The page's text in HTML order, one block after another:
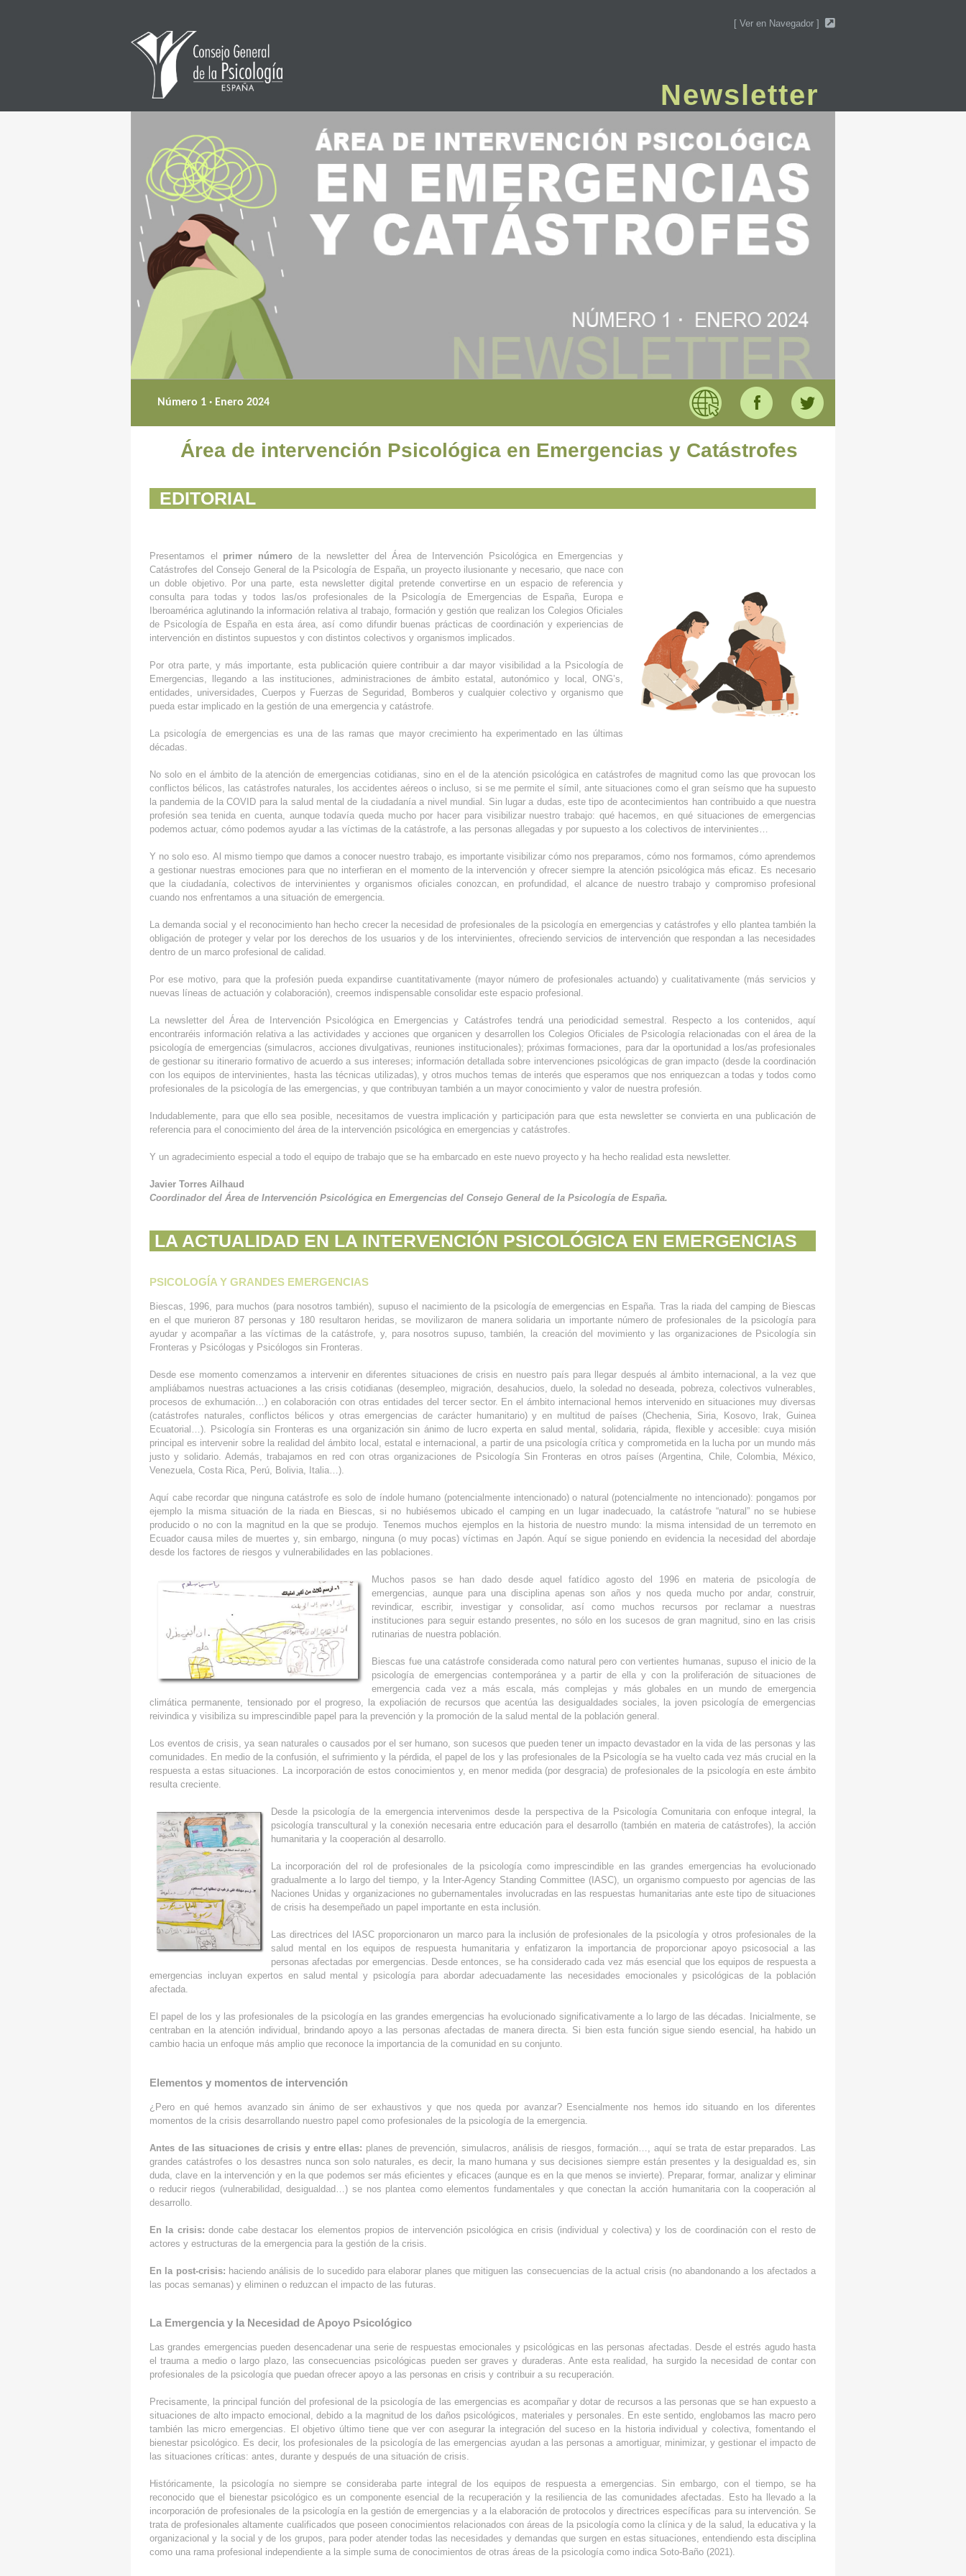
[ Ver en Navegador ]
Newsletter
Número 1 · Enero 2024
Área de intervención Psicológica en Emergencias y Catástrofes
EDITORIAL
Presentamos el primer número de la newsletter del Área de Intervención Psicológica en Emergencias y
Catástrofes del Consejo General de la Psicología de España, un proyecto ilusionante y necesario, que nace con
un doble objetivo. Por una parte, esta newsletter digital pretende convertirse en un espacio de referencia y
consulta para todas y todos las/os profesionales de la Psicología de Emergencias de España, Europa e
Iberoamérica aglutinando la información relativa al trabajo, formación y gestión que realizan los Colegios Oficiales
de Psicología de España en esta área, así como difundir buenas prácticas de coordinación y experiencias de
intervención en distintos supuestos y con distintos colectivos y organismos implicados.
Por otra parte, y más importante, esta publicación quiere contribuir a dar mayor visibilidad a la Psicología de
Emergencias, llegando a las instituciones, administraciones de ámbito estatal, autonómico y local, ONG’s,
entidades, universidades, Cuerpos y Fuerzas de Seguridad, Bomberos y cualquier colectivo y organismo que
pueda estar implicado en la gestión de una emergencia y catástrofe.
La psicología de emergencias es una de las ramas que mayor crecimiento ha experimentado en las últimas
décadas.
No solo en el ámbito de la atención de emergencias cotidianas, sino en el de la atención psicológica en catástrofes de magnitud como las que provocan los
conflictos bélicos, las catástrofes naturales, los accidentes aéreos o incluso, si se me permite el símil, ante situaciones como el gran seísmo que ha supuesto
la pandemia de la COVID para la salud mental de la ciudadanía a nivel mundial. Sin lugar a dudas, este tipo de acontecimientos han contribuido a que nuestra
profesión sea tenida en cuenta, aunque todavía queda mucho por hacer para visibilizar nuestro trabajo: qué hacemos, en qué situaciones de emergencias
podemos actuar, cómo podemos ayudar a las víctimas de la catástrofe, a las personas allegadas y por supuesto a los colectivos de intervinientes…
Y no solo eso. Al mismo tiempo que damos a conocer nuestro trabajo, es importante visibilizar cómo nos preparamos, cómo nos formamos, cómo aprendemos
a gestionar nuestras emociones para que no interfieran en el momento de la intervención y ofrecer siempre la atención psicológica más eficaz. Es necesario
que la ciudadanía, colectivos de intervinientes y organismos oficiales conozcan, en profundidad, el alcance de nuestro trabajo y compromiso profesional
cuando nos enfrentamos a una situación de emergencia.
La demanda social y el reconocimiento han hecho crecer la necesidad de profesionales de la psicología en emergencias y catástrofes y ello plantea también la
obligación de proteger y velar por los derechos de los usuarios y de los intervinientes, ofreciendo servicios de intervención que respondan a las necesidades
dentro de un marco profesional de calidad.
Por ese motivo, para que la profesión pueda expandirse cuantitativamente (mayor número de profesionales actuando) y cualitativamente (más servicios y
nuevas líneas de actuación y colaboración), creemos indispensable consolidar este espacio profesional.
La newsletter del Área de Intervención Psicológica en Emergencias y Catástrofes tendrá una periodicidad semestral. Respecto a los contenidos, aquí
encontraréis información relativa a las actividades y acciones que organicen y desarrollen los Colegios Oficiales de Psicología relacionadas con el área de la
psicología de emergencias (simulacros, acciones divulgativas, reuniones institucionales); próximas formaciones, para dar la oportunidad a los/as profesionales
de gestionar su itinerario formativo de acuerdo a sus intereses; información detallada sobre intervenciones psicológicas de gran impacto (desde la coordinación
con los equipos de intervinientes, hasta las técnicas utilizadas), y otros muchos temas de interés que esperamos que nos enriquezcan a todas y todos como
profesionales de la psicología de las emergencias, y que contribuyan también a un mayor conocimiento y valor de nuestra profesión.
Indudablemente, para que ello sea posible, necesitamos de vuestra implicación y participación para que esta newsletter se convierta en una publicación de
referencia para el conocimiento del área de la intervención psicológica en emergencias y catástrofes.
Y un agradecimiento especial a todo el equipo de trabajo que se ha embarcado en este nuevo proyecto y ha hecho realidad esta newsletter.
Javier Torres Ailhaud
Coordinador del Área de Intervención Psicológica en Emergencias del Consejo General de la Psicología de España.
LA ACTUALIDAD EN LA INTERVENCIÓN PSICOLÓGICA EN EMERGENCIAS
PSICOLOGÍA Y GRANDES EMERGENCIAS
Biescas, 1996, para muchos (para nosotros también), supuso el nacimiento de la psicología de emergencias en España. Tras la riada del camping de Biescas
en el que murieron 87 personas y 180 resultaron heridas, se movilizaron de manera solidaria un importante número de profesionales de la psicología para
ayudar y acompañar a las víctimas de la catástrofe, y, para nosotros supuso, también, la creación del movimiento y las organizaciones de Psicología sin
Fronteras y Psicólogas y Psicólogos sin Fronteras.
Desde ese momento comenzamos a intervenir en diferentes situaciones de crisis en nuestro país para llegar después al ámbito internacional, a la vez que
ampliábamos nuestras actuaciones a las crisis cotidianas (desempleo, migración, desahucios, duelo, la soledad no deseada, pobreza, colectivos vulnerables,
procesos de exhumación…) en colaboración con otras entidades del tercer sector. En el ámbito internacional hemos intervenido en situaciones muy diversas
(catástrofes naturales, conflictos bélicos y otras emergencias de carácter humanitario) y en multitud de países (Chechenia, Siria, Kosovo, Irak, Guinea
Ecuatorial…). Psicología sin Fronteras es una organización sin ánimo de lucro experta en salud mental, solidaria, rápida, flexible y accesible: cuya misión
principal es intervenir sobre la realidad del ámbito local, estatal e internacional, a partir de una psicología crítica y comprometida en la lucha por un mundo más
justo y solidario. Además, trabajamos en red con otras organizaciones de Psicología Sin Fronteras en otros países (Argentina, Chile, Colombia, México,
Venezuela, Costa Rica, Perú, Bolivia, Italia…).
Aquí cabe recordar que ninguna catástrofe es solo de índole humano (potencialmente intencionado) o natural (potencialmente no intencionado): pongamos por
ejemplo la misma situación de la riada en Biescas, si no hubiésemos ubicado el camping en un lugar inadecuado, la catástrofe “natural” no se hubiese
producido o no con la magnitud en la que se produjo. Tenemos muchos ejemplos en la historia de nuestro mundo: la misma intensidad de un terremoto en
Ecuador causa miles de muertes y, sin embargo, ninguna (o muy pocas) víctimas en Japón. Aquí se sigue poniendo en evidencia la necesidad del abordaje
desde los factores de riesgos y vulnerabilidades en las poblaciones.
Muchos pasos se han dado desde aquel fatídico agosto del 1996 en materia de psicología de
emergencias, aunque para una disciplina apenas son años y nos queda mucho por andar, construir,
revindicar, escribir, investigar y consolidar, así como muchos recursos por reclamar a nuestras
instituciones para seguir estando presentes, no sólo en los sucesos de gran magnitud, sino en las crisis
rutinarias de nuestra población.
Biescas fue una catástrofe considerada como natural pero con vertientes humanas, supuso el inicio de la
psicología de emergencias contemporánea y a partir de ella y con la proliferación de situaciones de
emergencia cada vez a más escala, más complejas y más globales en un mundo de emergencia
climática permanente, tensionado por el progreso, la expoliación de recursos que acentúa las desigualdades sociales, la joven psicología de emergencias
reivindica y visibiliza su imprescindible papel para la prevención y la promoción de la salud mental de la población general.
Los eventos de crisis, ya sean naturales o causados por el ser humano, son sucesos que pueden tener un impacto devastador en la vida de las personas y las
comunidades. En medio de la confusión, el sufrimiento y la pérdida, el papel de los y las profesionales de la Psicología se ha vuelto cada vez más crucial en la
respuesta a estas situaciones. La incorporación de estos conocimientos y, en menor medida (por desgracia) de profesionales de la psicología en este ámbito
resulta creciente.
Desde la psicología de la emergencia intervenimos desde la perspectiva de la Psicología Comunitaria con enfoque integral, la
psicología transcultural y la conexión necesaria entre educación para el desarrollo (también en materia de catástrofes), la acción
humanitaria y la cooperación al desarrollo.
La incorporación del rol de profesionales de la psicología como imprescindible en las grandes emergencias ha evolucionado
gradualmente a lo largo del tiempo, y la Inter-Agency Standing Committee (IASC), un organismo compuesto por agencias de las
Naciones Unidas y organizaciones no gubernamentales involucradas en las respuestas humanitarias ante este tipo de situaciones
de crisis ha desempeñado un papel importante en esta inclusión.
Las directrices del IASC proporcionaron un marco para la inclusión de profesionales de la psicología y otros profesionales de la
salud mental en los equipos de respuesta humanitaria y enfatizaron la importancia de proporcionar apoyo psicosocial a las
personas afectadas por emergencias. Desde entonces, se ha considerado cada vez más esencial que los equipos de respuesta a
emergencias incluyan expertos en salud mental y psicología para abordar adecuadamente las necesidades emocionales y psicológicas de la población
afectada.
El papel de los y las profesionales de la psicología en las grandes emergencias ha evolucionado significativamente a lo largo de las décadas. Inicialmente, se
centraban en la atención individual, brindando apoyo a las personas afectadas de manera directa. Si bien esta función sigue siendo esencial, ha habido un
cambio hacia un enfoque más amplio que reconoce la importancia de la comunidad en su conjunto.
Elementos y momentos de intervención
¿Pero en qué hemos avanzado sin ánimo de ser exhaustivos y que nos queda por avanzar? Esencialmente nos hemos ido situando en los diferentes
momentos de la crisis desarrollando nuestro papel como profesionales de la psicología de la emergencia.
Antes de las situaciones de crisis y entre ellas: planes de prevención, simulacros, análisis de riesgos, formación…, aquí se trata de estar preparados. Las
grandes catástrofes o los desastres nunca son solo naturales, es decir, la mano humana y sus decisiones siempre están presentes y la desigualdad es, sin
duda, clave en la intervención y en la que podemos ser más eficientes y eficaces (aunque es en la que menos se invierte). Preparar, formar, analizar y eliminar
o reducir riegos (vulnerabilidad, desigualdad…) se nos plantea como elementos fundamentales y que conectan la acción humanitaria con la cooperación al
desarrollo.
En la crisis: donde cabe destacar los elementos propios de intervención psicológica en crisis (individual y colectiva) y los de coordinación con el resto de
actores y estructuras de la emergencia para la gestión de la crisis.
En la post-crisis: haciendo análisis de lo sucedido para elaborar planes que mitiguen las consecuencias de la actual crisis (no abandonando a los afectados a
las pocas semanas) y eliminen o reduzcan el impacto de las futuras.
La Emergencia y la Necesidad de Apoyo Psicológico
Las grandes emergencias pueden desencadenar una serie de respuestas emocionales y psicológicas en las personas afectadas. Desde el estrés agudo hasta
el trauma a medio o largo plazo, las consecuencias psicológicas pueden ser graves y duraderas. Ante esta realidad, ha surgido la necesidad de contar con
profesionales de la psicología que puedan ofrecer apoyo a las personas en crisis y contribuir a su recuperación.
Precisamente, la principal función del profesional de la psicología de las emergencias es acompañar y dotar de recursos a las personas que se han expuesto a
situaciones de alto impacto emocional, debido a la magnitud de los daños psicológicos, materiales y personales. En este sentido, englobamos las macro pero
también las micro emergencias. El objetivo último tiene que ver con asegurar la integración del suceso en la historia individual y colectiva, fomentando el
bienestar psicológico. Es decir, los profesionales de la psicología de las emergencias ayudan a las personas a amortiguar, minimizar, y gestionar el impacto de
las situaciones críticas: antes, durante y después de una situación de crisis.
Históricamente, la psicología no siempre se consideraba parte integral de los equipos de respuesta a emergencias. Sin embargo, con el tiempo, se ha
reconocido que el bienestar psicológico es un componente esencial de la recuperación y la resiliencia de las comunidades afectadas. Esto ha llevado a la
incorporación de profesionales de la psicología en la gestión de emergencias y a la elaboración de protocolos y directrices específicas para su intervención. Se
trata de profesionales altamente cualificados que poseen conocimientos relacionados con áreas de la psicología como la clínica y de la salud, la educativa y la
organizacional y la social y de los grupos, para poder atender todas las necesidades y demandas que surgen en estas situaciones, entendiendo esta disciplina
como una rama profesional independiente a la simple suma de conocimientos de otras áreas de la psicología como indica Soto-Baño (2021).